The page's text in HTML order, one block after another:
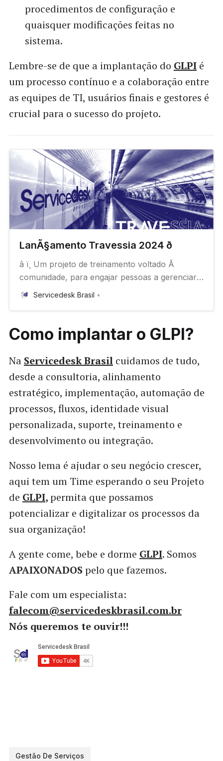
procedimentos de configuração e
quaisquer modificações feitas no
sistema.
Lembre-se de que a implantação do GLPIé
um processo contínuo e a colaboração entre
as equipes de TI, usuários finais e gestores é
crucial para o sucesso do projeto.
LanÃ§amento Travessia 2024 ð
â ï¸ Um projeto de treinamento voltado Ã
comunidade, para engajar pessoas a gerenciar
serviÃ§os em uma jornada de conhecimento e
ServiÃ§os para ITSM e ESM/CSC com GLPI e
Metabase.
Servicedesk Brasil
Como implantar o GLPI?
Na Servicedesk Brasilcuidamos de tudo,
desde a consultoria, alinhamento
estratégico, implementação, automação de
processos, fluxos, identidade visual
personalizada, suporte, treinamento e
desenvolvimento ou integração.
Nosso lema é ajudar o seu negócio crescer,
aqui tem um Time esperando o seu Projeto
de GLPI,permita que possamos
potencializar e digitalizar os processos da
sua organização!
A gente come, bebe e dorme GLPI. Somos
APAIXONADOS pelo que fazemos.
Fale com um especialista:
falecom@servicedeskbrasil.com.br
Nós queremos te ouvir!!!
Gestão De Serviços